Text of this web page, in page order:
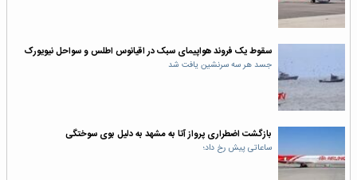
سقوط یک فروند هواپیمای سبک در اقیانوس اطلس و سواحل نیویورک
جسد هر سه سرنشین یافت شد
بازگشت اضطراری پرواز آتا به مشهد به دلیل بوی سوختگی
ساعاتی پیش رخ داد؛